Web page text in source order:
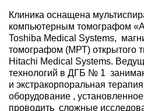
Клиника оснащена
компьютерным томографом
Toshiba Medical Systems,
томографом (МРТ) открытого
Hitachi Medical Systems.
технологий в ДГБ № 1
и экстракорпоральная
оборудование ,
проводить сложные